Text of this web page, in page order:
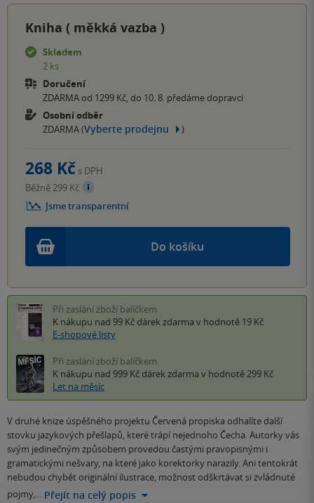
Kniha ( měkká vazba )
Skladem
2 ks
Doručení
ZDARMA od 1299 Kč, do 10. 8. předáme dopravci
Osobní odběr
ZDARMA (Vyberte prodejnu )
Do košíku
268 Kč s DPH
Běžně 299 Kč
Jsme transparentní
Při zaslání zboží balíčkem
K nákupu nad 99 Kč dárek zdarma v hodnotě 19 Kč
E-shopové listy
Při zaslání zboží balíčkem
K nákupu nad 999 Kč dárek zdarma v hodnotě 299 Kč
Let na měsíc
V druhé knize úspěšného projektu Červená propiska odhalíte další
stovku jazykových přešlapů, které trápí nejednoho Čecha. Autorky vás
svým jedinečným způsobem provedou častými pravopisnými i
gramatickými nešvary, na které jako korektorky narazily. Ani tentokrát
nebudou chybět originální ilustrace, možnost odškrtávat si zvládnuté
pojmy,… Přejít na celý popis